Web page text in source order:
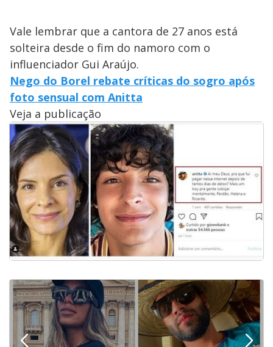
Vale lembrar que a cantora de 27 anos está
solteira desde o fim do namoro com o
influenciador Gui Araújo.
Nego do Borel rebate críticas do sogro após
foto sensual com Anitta
Veja a publicação